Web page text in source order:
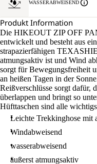
WASSERABWEISEND
Produkt Information
Die HIKEOUT ZIP OFF
entwickelt und besteht aus
strapazierfähigen
atmungsaktiv ist und Wind
sorgt für Bewegungsfreiheit
an heißen Tagen in der
Reißverschlüsse sorgt dafür,
überlappen und bringt so
Hüfttaschen sind alle
Leichte Trekkinghose mit
Windabweisend
wasserabweisend
äußerst atmungsaktiv